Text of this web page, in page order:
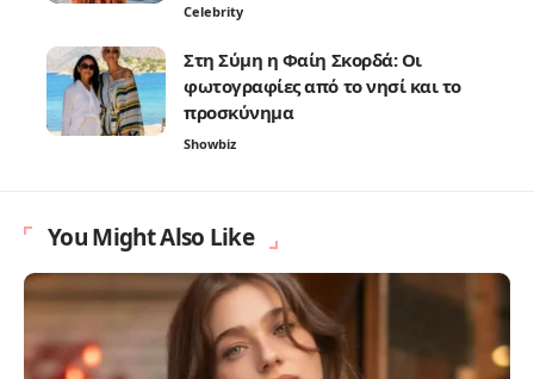
Celebrity
Στη Σύμη η Φαίη Σκορδά: Οι
φωτογραφίες από το νησί και το
προσκύνημα
Showbiz
You Might Also Like